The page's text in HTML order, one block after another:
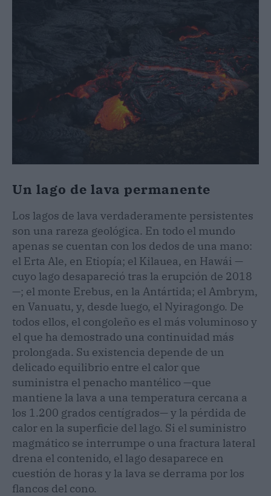
Un lago de lava permanente
Los lagos de lava verdaderamente persistentes
son una rareza geológica. En todo el mundo
apenas se cuentan con los dedos de una mano:
el Erta Ale, en Etiopía; el Kilauea, en Hawái —
cuyo lago desapareció tras la erupción de 2018
—; el monte Erebus, en la Antártida; el Ambrym,
en Vanuatu, y, desde luego, el Nyiragongo. De
todos ellos, el congoleño es el más voluminoso y
el que ha demostrado una continuidad más
prolongada. Su existencia depende de un
delicado equilibrio entre el calor que
suministra el penacho mantélico —que
mantiene la lava a una temperatura cercana a
los 1.200 grados centígrados— y la pérdida de
calor en la superficie del lago. Si el suministro
magmático se interrumpe o una fractura lateral
drena el contenido, el lago desaparece en
cuestión de horas y la lava se derrama por los
flancos del cono.